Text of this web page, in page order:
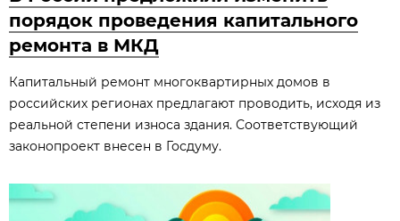
порядок проведения капитального
ремонта в МКД
Капитальный ремонт многоквартирных домов в
российских регионах предлагают проводить, исходя из
реальной степени износа здания. Соответствующий
законопроект внесен в Госдуму.